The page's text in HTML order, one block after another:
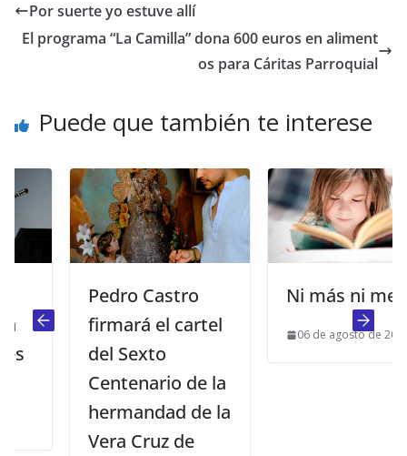
Por suerte yo estuve allí
El programa “La Camilla” dona 600 euros en aliment
os para Cáritas Parroquial
Puede que también te interese
Pedro Castro
firmará el cartel
del Sexto
Centenario de la
hermandad de la
Vera Cruz de
Ni más ni menos
06 de agosto de 2014